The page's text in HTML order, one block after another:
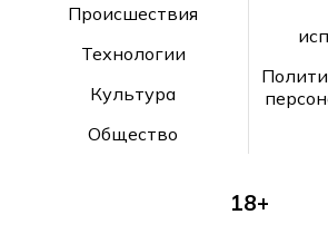
Происшествия
Технологии
Культура
Общество
18+